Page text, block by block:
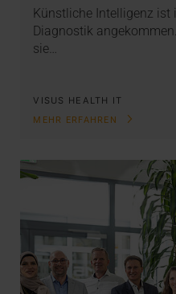
Künstliche Intelligenz ist
Diagnostik
sie…
VISUS HEALTH IT
MEHR ERFAHREN